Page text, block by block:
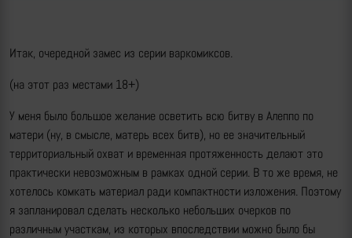
Итак, очередной замес из серии варкомиксов.
(на этот раз местами 18+)
У меня было большое желание осветить всю битву в Алеппо по
матери (ну, в смысле, матерь всех битв), но ее значительный
территориальный охват и временная протяженность делают это
практически невозможным в рамках одной серии. В то же время, не
хотелось комкать материал ради компактности изложения. Поэтому
я запланировал сделать несколько небольших очерков по
различным участкам, из которых впоследствии можно было бы